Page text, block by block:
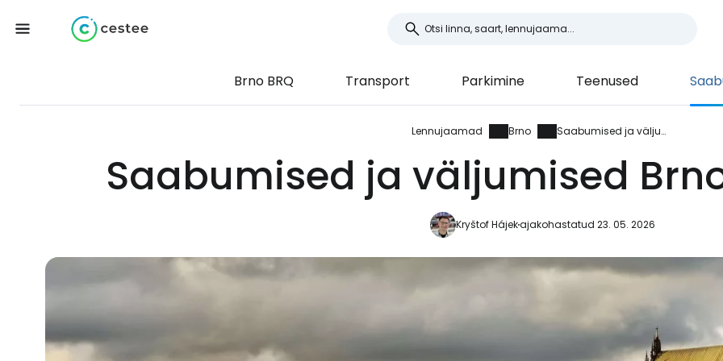
Brno BRQ Transport Parkimine Teenused
Lennujaamad Brno Saabumised ja väljumised
Saabumised ja väljumised
Kryštof Hájekajakohastatud 23. 05. 2026